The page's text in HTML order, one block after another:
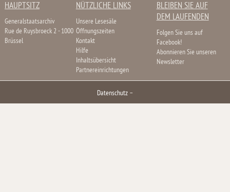
HAUPTSITZ
Generalstaatsarchiv
Rue de Ruysbroeck 2 - 1000
Brüssel
NÜTZLICHE LINKS
Unsere Lesesäle
Öffnungszeiten
Kontakt
Hilfe
Inhaltsübersicht
Partnereinrichtungen
BLEIBEN SIE AUF
DEM LAUFENDEN
Folgen Sie uns auf
Facebook!
Abonnieren Sie unseren
Newsletter
Datenschutz –